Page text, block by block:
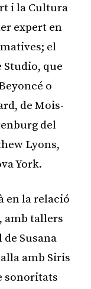
i la Cultura
expert en
el
Studio, que
o
de Mois-
del
Lyons,
York.
en la relació
amb tallers
Susana
amb Siris
sonoritats